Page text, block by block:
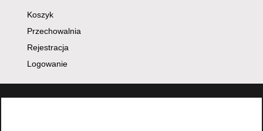
Koszyk
Przechowalnia
Rejestracja
Logowanie